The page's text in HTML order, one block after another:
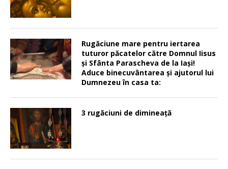
Rugăciune mare pentru iertarea
tuturor păcatelor către Domnul Iisus
şi Sfânta Parascheva de la Iaşi!
Aduce binecuvântarea şi ajutorul lui
Dumnezeu în casa ta:
3 rugăciuni de dimineață